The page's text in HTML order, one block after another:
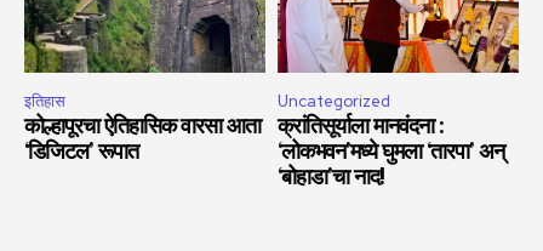
इतिहास
कोल्हापूरचा ऐतिहासिक वारसा आता
‘डिजिटल’ रूपात
Uncategorized
क्रांतिसूर्याला मानवंदना :
‘लोकभवन’मध्ये घुमला ‘तारपा’ अन्
‘बोहाडा’चा नाद!